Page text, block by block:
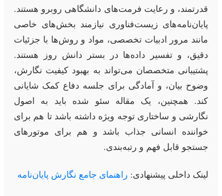
قدرتمند، و رعایت فرمت‌های دانشگاهی روبرو هستند.
پایان‌نامه‌های زیست‌فناوری نیازمند بخش‌های خاصی
مانند مرور ادبیات تخصصی، مواد و روش‌ها با جزئیات
دقیق، و تفسیر داده‌ها در بستر دانش روز هستند.
پشتیبانی متخصصان می‌تواند به بهبود کیفیت نگارش،
وضوح بیان، و آمادگی برای جلسه دفاع کمک شایانی
کند. همچنین، یک مقاله سئو شده باید به اصول
نگارشی و ساختاری توجه ویژه داشته باشد تا هم برای
خواننده انسانی جذاب باشد و هم برای موتورهای
جستجو قابل فهم و رتبه‌بندی.
لینک داخلی پیشنهادی: راهنمای جامع نگارش پایان‌نامه